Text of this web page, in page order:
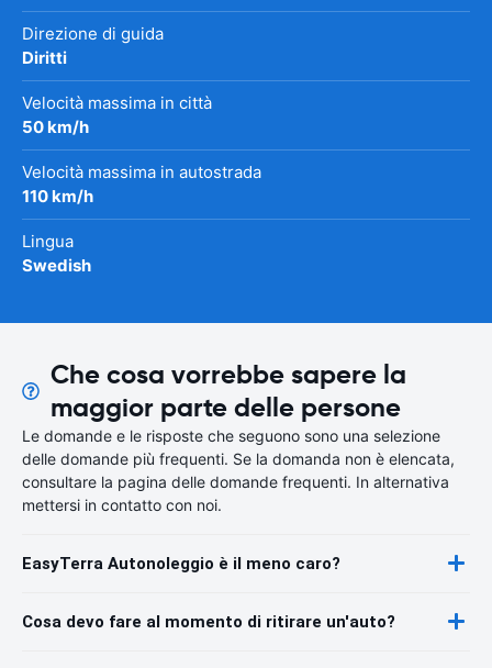
Direzione di guida
Diritti
Velocità massima in città
50 km/h
Velocità massima in autostrada
110 km/h
Lingua
Swedish
Che cosa vorrebbe sapere la
maggior parte delle persone
Le domande e le risposte che seguono sono una selezione
delle domande più frequenti. Se la domanda non è elencata,
consultare la pagina delle domande frequenti. In alternativa
mettersi in contatto con noi.
EasyTerra Autonoleggio è il meno caro?
Cosa devo fare al momento di ritirare un'auto?